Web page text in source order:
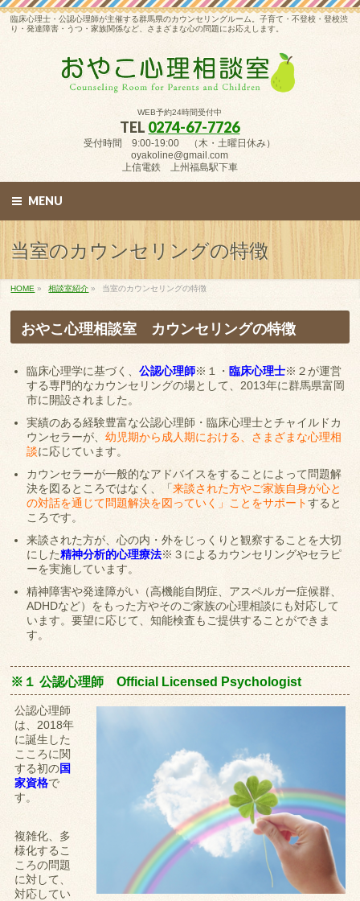
臨床心理士・公認心理師が主催する群馬県のカウンセリングルーム。子育て・不登校・登校渋
り・発達障害・うつ・家族関係など、さまざまな心の問題にお応えします。
WEB予約24時間受付中
TEL 0274-67-7726
受付時間 9:00-19:00 （木・土曜日休み）
oyakoline@gmail.com
上信電鉄 上州福島駅下車
MENU
当室のカウンセリングの特徴
HOME » 相談室紹介 » 当室のカウンセリングの特徴
おやこ心理相談室 カウンセリングの特徴
臨床心理学に基づく、公認心理師※１・ 臨床心理士※２が運営
する専門的なカウンセリングの場として、2013年に群馬県富岡
市に開設されました。
実績のある経験豊富な公認心理師・臨床心理士とチャイルドカ
ウンセラーが、幼児期から成人期における、さまざまな心理相
談に応じています。
カウンセラーが一般的なアドバイスをすることによって問題解
決を図るところではなく、「来談された方やご家族自身が心と
の対話を通じて問題解決を図っていく」ことをサポートすると
ころです。
来談された方が、心の内・外をじっくりと観察することを大切
にした精神分析的心理療法※３によるカウンセリングやセラピ
ーを実施しています。
精神障害や発達障がい（高機能自閉症、アスペルガー症候群、
ADHDなど）をもった方やそのご家族の心理相談にも対応して
います。要望に応じて、知能検査もご提供することができま
す。
※１ 公認心理師 Official Licensed Psychologist
公認心理師
は、2018年
に誕生した
こころに関
する初の国
家資格で
す。
複雑化、多
様化するこ
ころの問題
に対して、
対応してい